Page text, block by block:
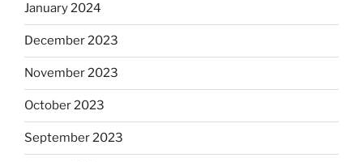
January 2024
December 2023
November 2023
October 2023
September 2023